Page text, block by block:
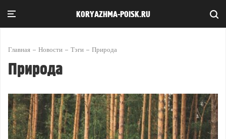
KORYAZHMA-POISK.RU
Главная Новости Тэги Природа
Природа